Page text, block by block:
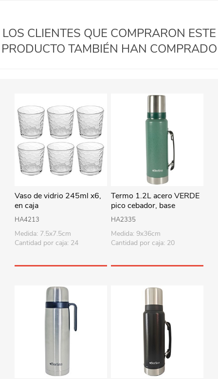
LOS CLIENTES QUE COMPRARON ESTE
PRODUCTO TAMBIÉN HAN COMPRADO
Vaso de vidrio 245ml x6,
en caja
HA4213
Medida: 7.5x7.5cm
Cantidad por caja: 24
Termo 1.2L acero VERDE
pico cebador, base
antideslizante, Berlina
HA2335
Medida: 9x36cm
Cantidad por caja: 20